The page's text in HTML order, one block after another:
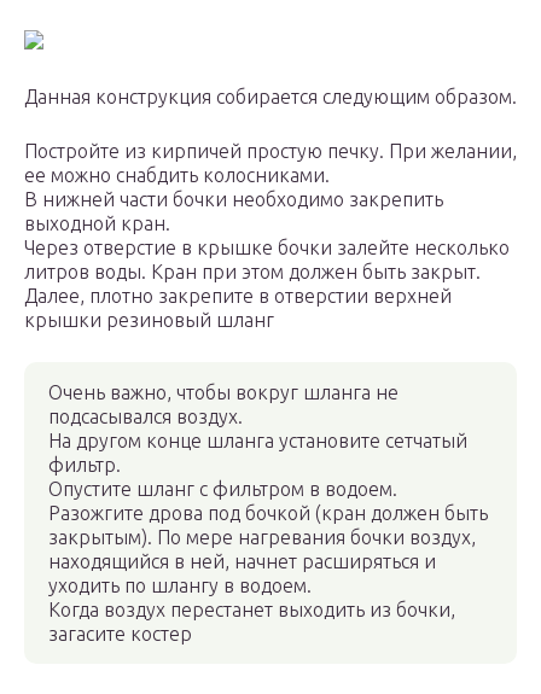
Данная конструкция собирается следующим образом.
Постройте из кирпичей простую печку. При желании,
ее можно снабдить колосниками.
В нижней части бочки необходимо закрепить
выходной кран.
Через отверстие в крышке бочки залейте несколько
литров воды. Кран при этом должен быть закрыт.
Далее, плотно закрепите в отверстии верхней
крышки резиновый шланг
Очень важно, чтобы вокруг шланга не
подсасывался воздух.
На другом конце шланга установите сетчатый
фильтр.
Опустите шланг с фильтром в водоем.
Разожгите дрова под бочкой (кран должен быть
закрытым). По мере нагревания бочки воздух,
находящийся в ней, начнет расширяться и
уходить по шлангу в водоем.
Когда воздух перестанет выходить из бочки,
загасите костер